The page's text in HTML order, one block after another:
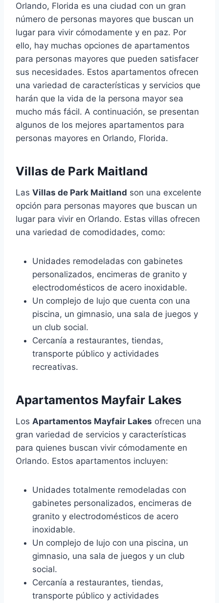
Orlando, Florida es una ciudad con un gran
número de personas mayores que buscan un
lugar para vivir cómodamente y en paz. Por
ello, hay muchas opciones de apartamentos
para personas mayores que pueden satisfacer
sus necesidades. Estos apartamentos ofrecen
una variedad de características y servicios que
harán que la vida de la persona mayor sea
mucho más fácil. A continuación, se presentan
algunos de los mejores apartamentos para
personas mayores en Orlando, Florida.
Villas de Park Maitland
Las Villas de Park Maitland son una excelente
opción para personas mayores que buscan un
lugar para vivir en Orlando. Estas villas ofrecen
una variedad de comodidades, como:
Unidades remodeladas con gabinetes
personalizados, encimeras de granito y
electrodomésticos de acero inoxidable.
Un complejo de lujo que cuenta con una
piscina, un gimnasio, una sala de juegos y
un club social.
Cercanía a restaurantes, tiendas,
transporte público y actividades
recreativas.
Apartamentos Mayfair Lakes
Los Apartamentos Mayfair Lakes ofrecen una
gran variedad de servicios y características
para quienes buscan vivir cómodamente en
Orlando. Estos apartamentos incluyen:
Unidades totalmente remodeladas con
gabinetes personalizados, encimeras de
granito y electrodomésticos de acero
inoxidable.
Un complejo de lujo con una piscina, un
gimnasio, una sala de juegos y un club
social.
Cercanía a restaurantes, tiendas,
transporte público y actividades